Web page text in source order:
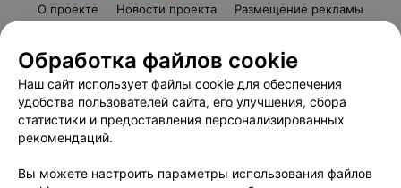
О проекте Новости проекта
Размещение рекламы
Пользовательское соглашение
Способы оплаты
Вакансии
Партнеры
Написать руководителю 103.by
Обработка персональных данных
Обработка файлов cookie
Наш сайт использует файлы cookie для обеспечения
удобства пользователей сайта, его улучшения, сбора
статистики и предоставления персонализированных
рекомендаций.
Вы можете настроить параметры использования файлов